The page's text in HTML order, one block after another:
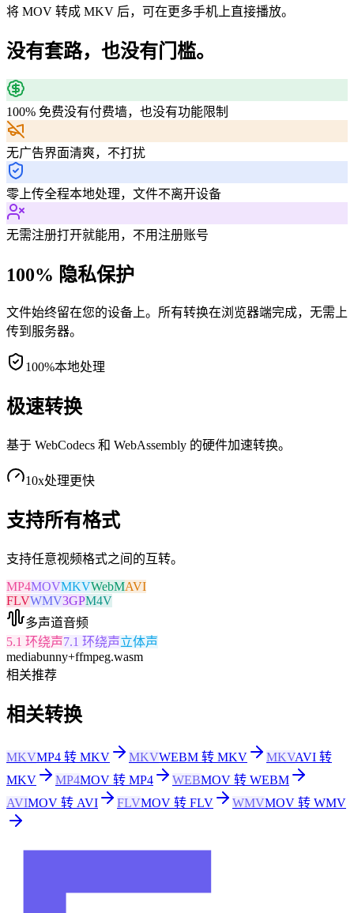
将 MOV 转成 MKV 后，可在更多手机上直接播放。
没有套路，也没有门槛。
100% 免费没有付费墙，也没有功能限制
无广告界面清爽，不打扰
零上传全程本地处理，文件不离开设备
无需注册打开就能用，不用注册账号
100% 隐私保护
文件始终留在您的设备上。所有转换在浏览器端完成，无需上
传到服务器。
100%本地处理
极速转换
基于 WebCodecs 和 WebAssembly 的硬件加速转换。
10x处理更快
支持所有格式
支持任意视频格式之间的互转。
MP4MOVMKVWebMAVI
FLVWMV3GPM4V
多声道音频
5.1 环绕声7.1 环绕声立体声
mediabunny+ffmpeg.wasm
相关推荐
相关转换
MKVMP4 转 MKV MKVWEBM 转 MKV MKVAVI 转
MKV
MP4MOV 转 MP4 WEBMOV 转 WEBM
AVIMOV 转 AVI FLVMOV 转 FLV WMVMOV 转 WMV